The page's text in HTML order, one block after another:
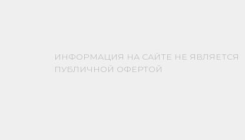
ИНФОРМАЦИЯ НА САЙТЕ НЕ ЯВЛЯЕТСЯ
ПУБЛИЧНОЙ ОФЕРТОЙ